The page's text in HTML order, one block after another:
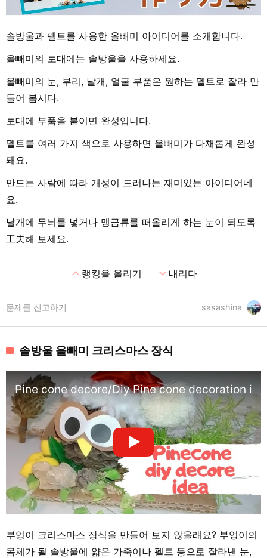
솔방울과 펠트를 사용한 올빼미 아이디어를 소개합니다.
올빼미의 토대에는 솔방울을 사용하세요.
올빼미의 눈, 부리, 날개, 얼굴 부품은 원하는 펠트로 잘라 만
들어 봅시다.
토대에 부품을 붙이면 완성입니다.
펠트를 여러 가지 색으로 사용하면 올빼미가 다채롭게 완성
돼요.
만드는 사람에 따라 개성이 드러나는 재미있는 아이디어네
요.
날개에 무늬를 넣거나 맹금류를 떠올리게 하는 눈이 되도록
工夫해 보세요.
expand_less랭킹을 올리기 expand_more내리다
sasashina
문제를 신고하기
솔방울 올빼미 크리스마스 장식
Pine cone decore/Diy Pine cone decoration
부엉이 크리스마스 장식을 만들어 보지 않을래요? 부엉이의
몸체가 될 솔방울에 얇은 가죽이나 펠트 등으로 잘라낸 눈,